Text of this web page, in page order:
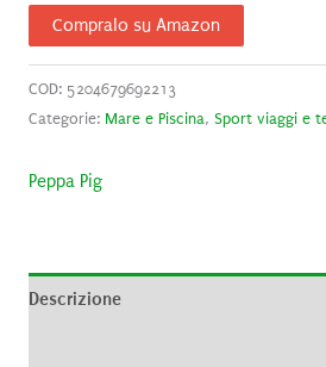
Compralo su Amazon
COD: 5204679692213
Categorie: Mare e Piscina, Sport viaggi e
Peppa Pig
Descrizione